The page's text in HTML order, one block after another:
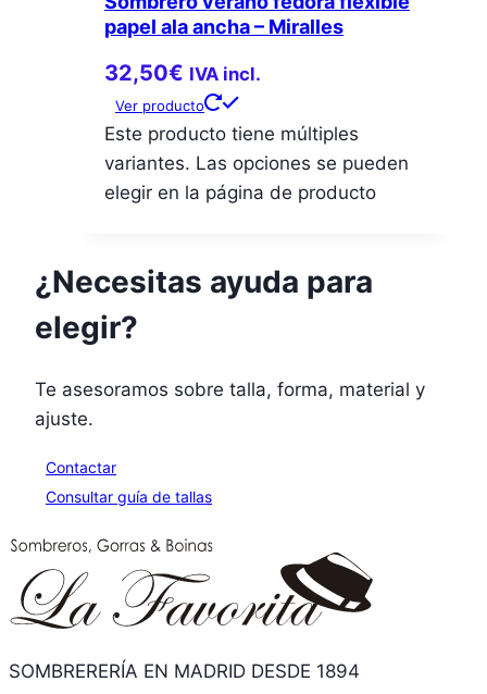
papel ala ancha – Miralles
32,50€ IVA incl.
Ver producto
Este producto tiene múltiples
variantes. Las opciones se pueden
elegir en la página de producto
¿Necesitas ayuda para
elegir?
Te asesoramos sobre talla, forma, material y
ajuste.
Contactar
Consultar guía de tallas
SOMBRERERÍA EN MADRID DESDE 1894